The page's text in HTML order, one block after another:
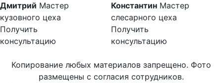
Дмитрий Мастер
кузовного цеха
Получить
консультацию
Константин Мастер
слесарного цеха
Получить
консультацию
Копирование любых материалов запрещено. Фото
размещены с согласия сотрудников.